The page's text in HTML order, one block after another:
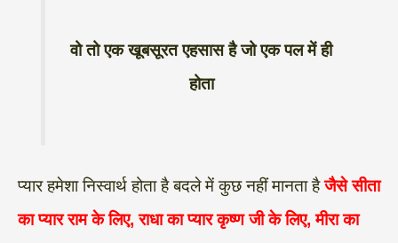
वो तो एक खूबसूरत एहसास है जो एक पल में ही
होता
प्यार हमेशा निस्वार्थ होता है बदले में कुछ नहीं मानता हैजैसे सीता
का प्यार राम के लिए, राधा का प्यार कृष्ण जी के लिए, मीरा का